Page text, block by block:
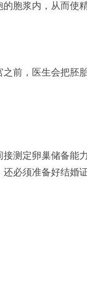
胞浆内，从而使
前，医生会把
测定卵巢储备
必须准备好结